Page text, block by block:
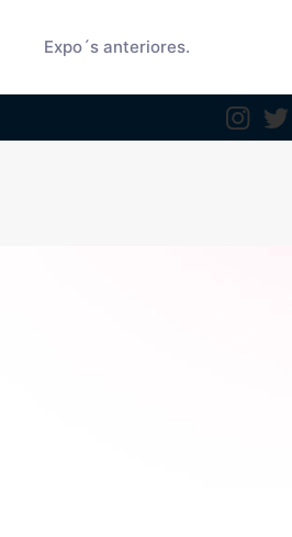
Expo´s anteriores.